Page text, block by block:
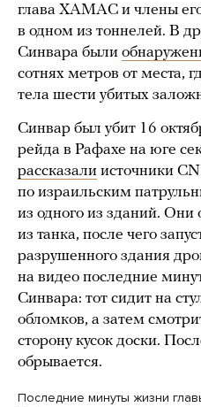
глава ХАМАС и члены
в одном из тоннелей. В
Синвара были
сотнях метров от места,
тела шести убитых
Синвар был убит 16
рейда в Рафахе на юге
рассказали источники
по израильским
из одного из зданий. Они
из танка, после чего
разрушенного здания
на видео последние
Синвара: тот сидит на
обломков, а затем
сторону кусок доски.
обрывается.
Последние минуты жизни